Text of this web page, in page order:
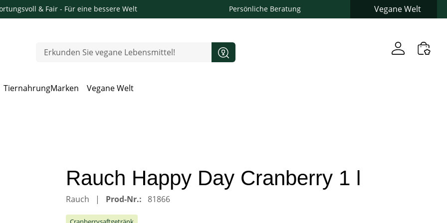
& Fair - Für eine bessere Welt Persönliche Beratung Vegane Welt
TiernahrungMarken
Vegane Welt
Rauch Happy Day Cranberry 1 l
Rauch Prod-Nr.: 81866